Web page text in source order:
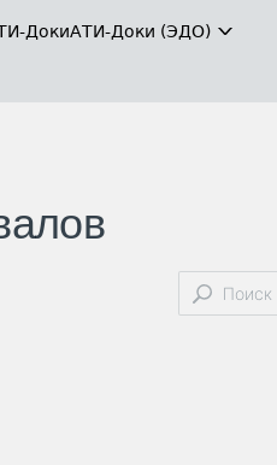
ДокиАТИ-Доки (ЭДО)